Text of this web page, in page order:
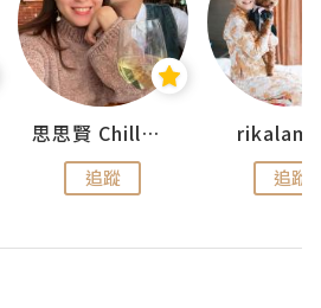
思思賢 ChillMyBabe
追蹤 追蹤